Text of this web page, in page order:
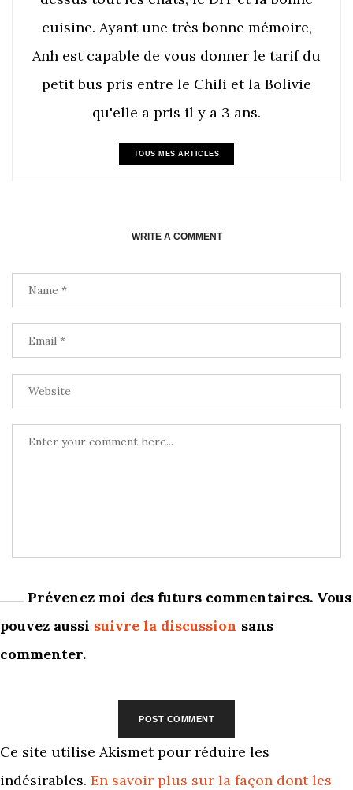
cuisine. Ayant une très bonne mémoire,
Anh est capable de vous donner le tarif du
petit bus pris entre le Chili et la Bolivie
qu'elle a pris il y a 3 ans.
TOUS MES ARTICLES
WRITE A COMMENT
Prévenez moi des futurs commentaires. Vous
pouvez aussi suivre la discussion sans
commenter.
Ce site utilise Akismet pour réduire les
indésirables. En savoir plus sur la façon dont les